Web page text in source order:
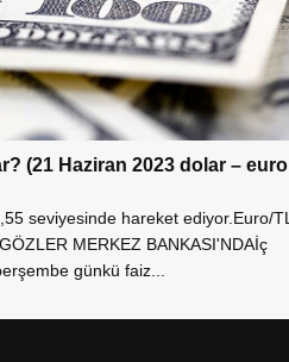
(21 Haziran 2023 dolar – euro
seviyesinde hareket ediyor.Euro/
MERKEZ BANKASI'NDAİç
günkü faiz...